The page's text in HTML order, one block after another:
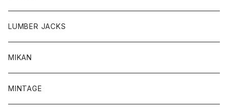
LUMBER JACKS
MIKAN
MINTAGE